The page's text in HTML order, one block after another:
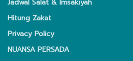
Jadwal Salat & Imsakiyah
Hitung Zakat
Privacy Policy
NUANSA PERSADA